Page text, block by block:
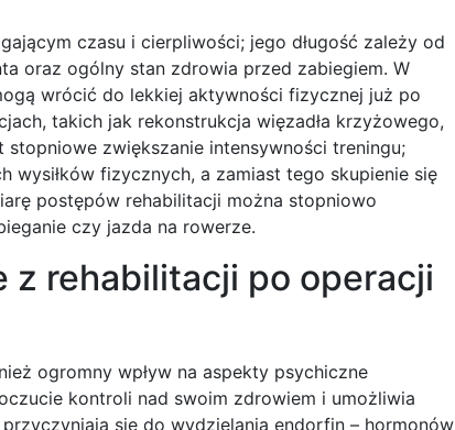
czasu i cierpliwości; jego długość zależy od
oraz ogólny stan zdrowia przed zabiegiem. W
wrócić do lekkiej aktywności fizycznej już po
takich jak rekonstrukcja więzadła krzyżowego,
zwiększanie intensywności treningu;
fizycznych, a zamiast tego skupienie się
postępów rehabilitacji można stopniowo
czy jazda na rowerze.
z rehabilitacji po operacji
ogromny wpływ na aspekty psychiczne
kontroli nad swoim zdrowiem i umożliwia
się do wydzielania endorfin – hormonów